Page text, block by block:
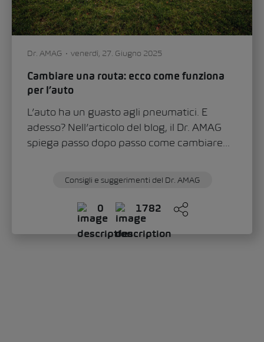
Dr. AMAG venerdì, 27. Giugno 2025
Cambiare una routa: ecco come funziona
per l’auto
L’auto ha un guasto agli pneumatici. E
adesso? Nell’articolo del blog, il Dr. AMAG
spiega passo dopo passo come cambiare...
Consigli e suggerimenti del Dr. AMAG
0 1782